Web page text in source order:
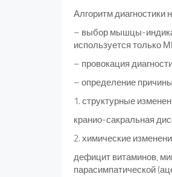
Алгоритм диагностики
– выбор мышцы-
используется только
– провокация
– определение
1. структурные
кранио-сакральная
2. химические
дефицит витаминов,
парасимпатической